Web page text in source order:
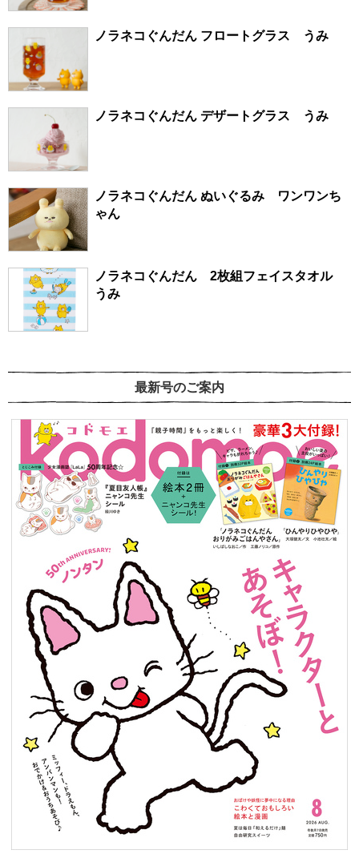
ノラネコぐんだん フロートグラス うみ
ノラネコぐんだん デザートグラス うみ
ノラネコぐんだん ぬいぐるみ ワンワンち
ゃん
ノラネコぐんだん 2枚組フェイスタオル
うみ
最新号のご案内